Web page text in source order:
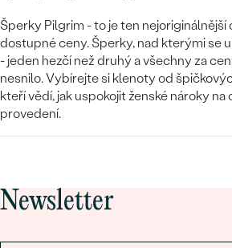
Šperky Pilgrim - to je ten nejoriginálnější
dostupné ceny. Šperky, nad kterými se
- jeden hezčí než druhý a všechny za
nesnilo. Vybírejte si klenoty od
kteří vědí, jak uspokojit ženské nároky
provedení.
Newsletter